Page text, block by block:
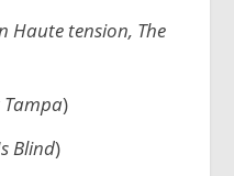
Haute tension, The
Tampa)
Blind)